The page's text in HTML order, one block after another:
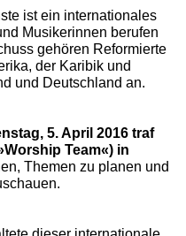
ist ein internationales
Musikerinnen berufen
gehören Reformierte
der Karibik und
und Deutschland an.
5. April 2016 traf
Team«) in
Themen zu planen und